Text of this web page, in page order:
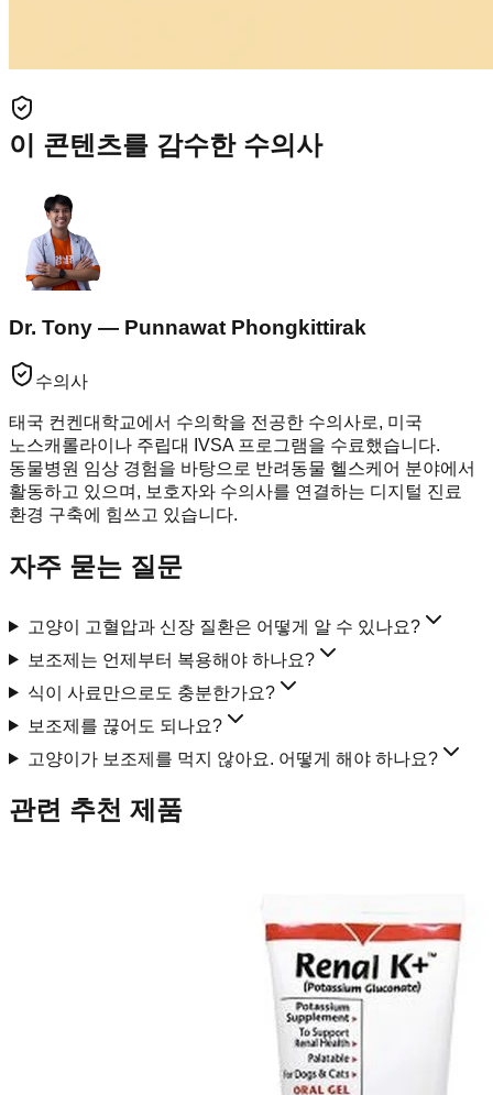
이 콘텐츠를 감수한 수의사
Dr. Tony — Punnawat Phongkittirak
수의사
태국 컨켄대학교에서 수의학을 전공한 수의사로, 미국
노스캐롤라이나 주립대 IVSA 프로그램을 수료했습니다.
동물병원 임상 경험을 바탕으로 반려동물 헬스케어 분야에서
활동하고 있으며, 보호자와 수의사를 연결하는 디지털 진료
환경 구축에 힘쓰고 있습니다.
자주 묻는 질문
고양이 고혈압과 신장 질환은 어떻게 알 수 있나요?
보조제는 언제부터 복용해야 하나요?
식이 사료만으로도 충분한가요?
보조제를 끊어도 되나요?
고양이가 보조제를 먹지 않아요. 어떻게 해야 하나요?
관련 추천 제품